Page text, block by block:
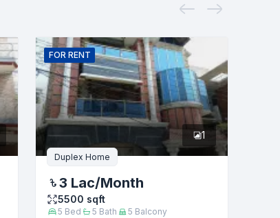
FOR RENT
1
Duplex Home
3 Lac/Month
5500 sqft
5 Bed 5 Bath 5 Balcony